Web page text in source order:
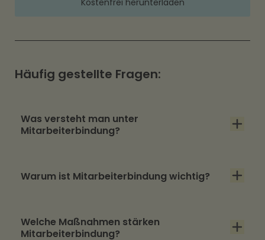
Kostenfrei herunterladen
Häufig gestellte Fragen:
Was versteht man unter
Mitarbeiterbindung?
die darauf abzielen, Mitarbeitende langfristig
zu stärken.
Warum ist Mitarbeiterbindung wichtig?
sorgt für stabile Teams und höhere
Welche Maßnahmen stärken
Mitarbeiterbindung?